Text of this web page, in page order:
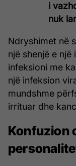
i
nuk
Ndryshimet në
një shenjë e
infeksioni me
një infeksion
mundshme
irrituar dhe
Konfuzion